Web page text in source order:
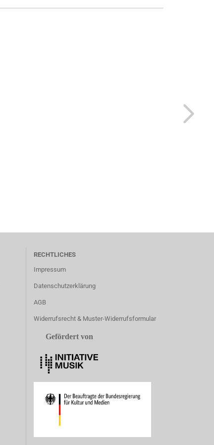
RECHTLICHES
Impressum
Datenschutzerklärung
AGB
Widerrufsrecht & Muster-Widerrufsformular
Gefördert von